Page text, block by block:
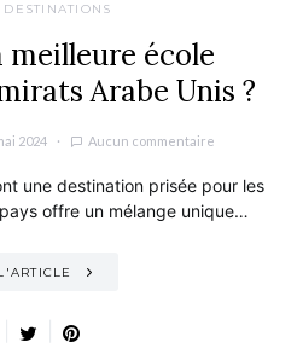
DESTINATIONS
meilleure école
Arabe Unis ?
2024 Aucun commentaire
une destination prisée pour les
offre un mélange unique…